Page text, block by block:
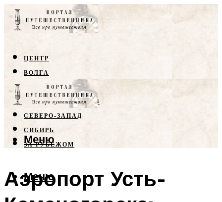
ЦЕНТР
ВОЛГА
КРЫМ
СЕВЕРНЫЙ КАВКАЗ
СЕВЕРО-ЗАПАД
СИБИРЬ
ЗА РУБЕЖОМ
Меню
Меню
Аэропорт Усть-